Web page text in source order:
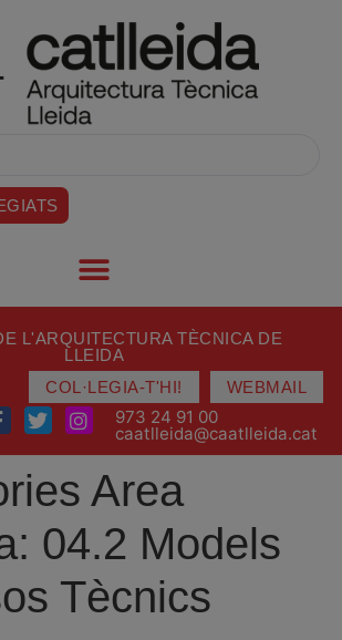
L'ARQUITECTURA TÈCNICA DE
LLEIDA
COL·LEGIA-T'HI!
WEBMAIL
973 24 91 00
caatlleida@caatlleida.cat
Area
04.2 Models
Tècnics